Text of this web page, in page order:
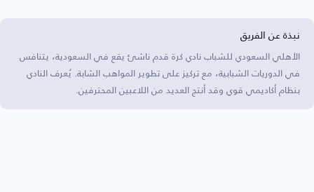
نبذة عن الفريق
الأهلي السعودي للشباب نادي كرة قدم ناشئ يقع في السعودية، يتنافس
في الدوريات الشبابية، مع تركيز على تطوير المواهب الشابة. يُعرف النادي
بنظام أكاديمي قوي وقد أنتج العديد من اللاعبين المحترفين.